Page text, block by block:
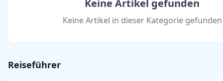
Keine Artikel gefunden
Keine Artikel in dieser Kategorie gefunden
Reiseführer